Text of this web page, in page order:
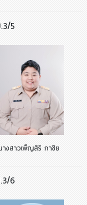
5
างสาวเพ็ญสิริ กาชัย
6